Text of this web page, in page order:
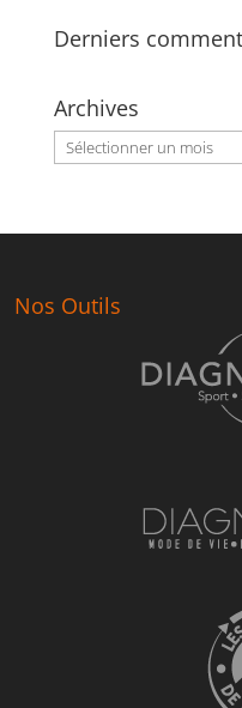
Derniers
Archives
Archives
Nos Outils